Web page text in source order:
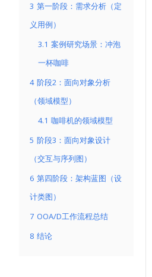
3 第一阶段：需求分析（定
义用例）
3.1 案例研究场景：冲泡
一杯咖啡
4 阶段2：面向对象分析
（领域模型）
4.1 咖啡机的领域模型
5 阶段3：面向对象设计
（交互与序列图）
6 第四阶段：架构蓝图（设
计类图）
7 OOA/D工作流程总结
8 结论